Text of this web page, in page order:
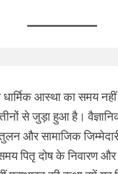
आस्था का समय नहीं
से जुड़ा हुआ है।
और सामाजिक
पितृ दोष के निवारण और